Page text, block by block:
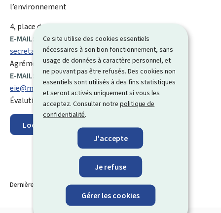
Ce site utilise des cookies essentiels
nécessaires à son bon fonctionnement, sans
usage de données à caractère personnel, et
ne pouvant pas être refusés. Des cookies non
essentiels sont utilisés à des fins statistiques
et seront activés uniquement si vous les
acceptez. Consulter notrepolitique de
confidentialité.
J'accepte
Je refuse
Gérer les cookies
l’environnement
ADRESSE
:
4, place de l'Europe
E-MAIL:
secretariatd3@mev.etat.lu
Agréments
E-MAIL:
eie@mev.etat.lu
Évalution des incidences sur l'environnement (EIE)
Localisez sur la carte
Dernière modification le21.10.2025